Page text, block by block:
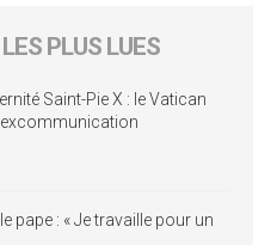
PLUS LUES
Saint-Pie X : le Vatican
pape : « Je travaille pour un